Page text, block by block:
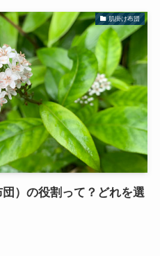
肌掛け布団
）の役割って？どれを選